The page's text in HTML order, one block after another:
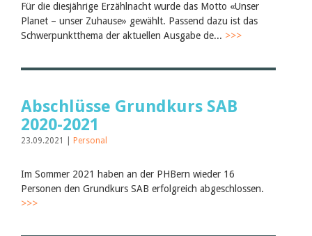
Für die diesjährige Erzählnacht wurde das Motto «Unser
Planet – unser Zuhause» gewählt. Passend dazu ist das
Schwerpunktthema der aktuellen Ausgabe de... >>>
Abschlüsse Grundkurs SAB
2020-2021
23.09.2021 | Personal
Im Sommer 2021 haben an der PHBern wieder 16
Personen den Grundkurs SAB erfolgreich abgeschlossen.
>>>